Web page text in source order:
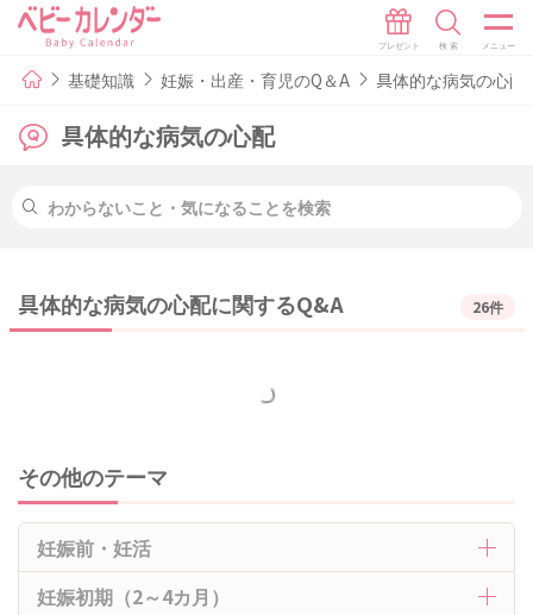
基礎知識 妊娠・出産・育児のQ＆A 具体的な病気の心配
具体的な病気の心配
具体的な病気の心配に関するQ&A 26件
もっと見る
その他のテーマ
妊娠前・妊活
妊娠初期（2～4カ月）